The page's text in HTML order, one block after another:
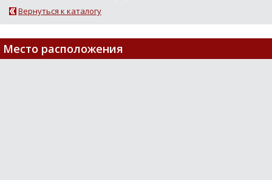
Вернуться к каталогу
Место расположения